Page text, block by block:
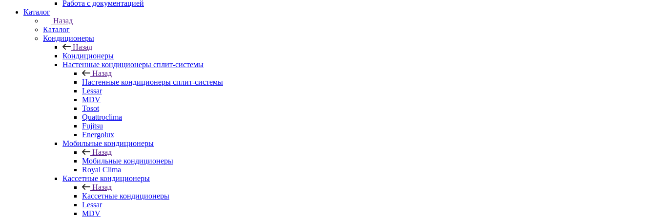
Работа с документацией
Каталог
Назад
Каталог
Кондиционеры
Назад
Кондиционеры
Настенные кондиционеры сплит-системы
Назад
Настенные кондиционеры сплит-системы
Lessar
MDV
Tosot
Quattroclima
Fujitsu
Energolux
Мобильные кондиционеры
Назад
Мобильные кондиционеры
Royal Clima
Кассетные кондиционеры
Назад
Кассетные кондиционеры
Lessar
MDV